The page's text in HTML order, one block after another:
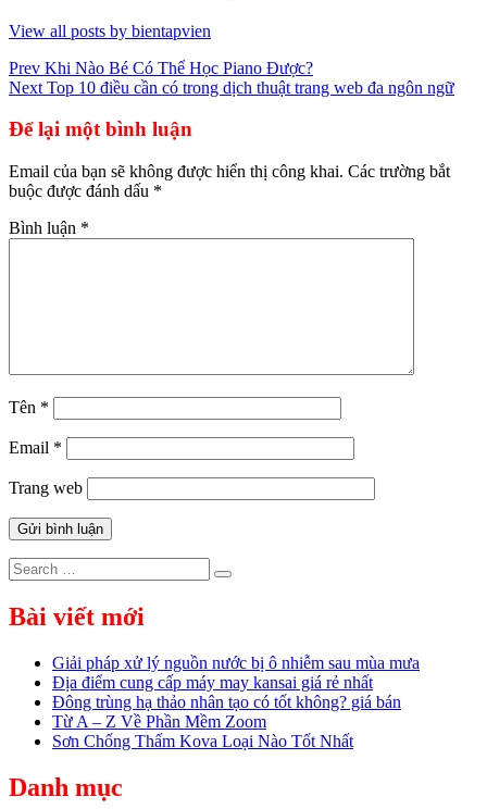
View all posts by bientapvien
Điều
hướng
bài
viết
Prev Khi Nào Bé Có Thể Học Piano Được?
Next Top 10 điều cần có trong dịch thuật trang web đa ngôn ngữ
Để lại một bình luận
Email của bạn sẽ không được hiển thị công khai. Các trường bắt
buộc được đánh dấu *
Bình luận *
Tên *
Email *
Trang web
Search
for:
Search
Bài viết mới
Giải pháp xử lý nguồn nước bị ô nhiễm sau mùa mưa
Địa điểm cung cấp máy may kansai giá rẻ nhất
Đông trùng hạ thảo nhân tạo có tốt không? giá bán
Từ A – Z Về Phần Mềm Zoom
Sơn Chống Thấm Kova Loại Nào Tốt Nhất
Danh mục